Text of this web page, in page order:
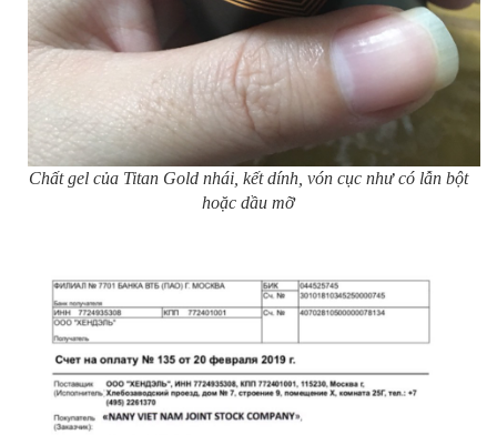
Chất gel của Titan Gold nhái, kết dính, vón cục như có lẫn bột
hoặc dầu mỡ